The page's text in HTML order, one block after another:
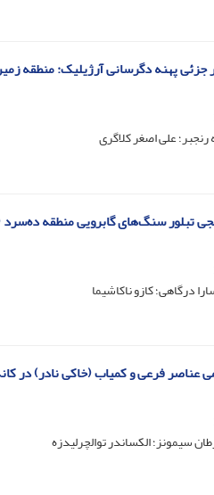
پهنه دگرسانی آرژیلیک: منطقه
علی اصغر کلاگری
تبلور سنگ‌های گابرویی منطقه
درگاهی؛ کازو ناکاشیما
فرعی و کمیاب (خاکی نادر) در
سیمونز؛ الکساندر توالچرلیدزه